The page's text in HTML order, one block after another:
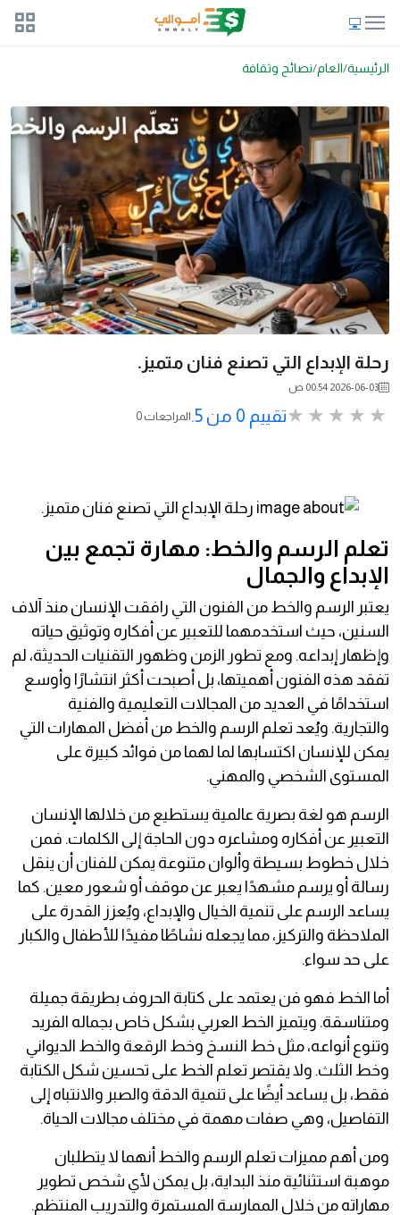
الرئيسية العام نصائح وثقافة
رحلة الإبداع التي تصنع فنان متميز.
2026-06-03 00:54 ص
تقييم 0 من 5. 0 المراجعات
تعلم الرسم والخط: مهارة تجمع بين
الإبداع والجمال
يعتبر الرسم والخط من الفنون التي رافقت الإنسان منذ آلاف
السنين، حيث استخدمهما للتعبير عن أفكاره وتوثيق حياته
وإظهار إبداعه. ومع تطور الزمن وظهور التقنيات الحديثة، لم
تفقد هذه الفنون أهميتها، بل أصبحت أكثر انتشارًا وأوسع
استخدامًا في العديد من المجالات التعليمية والفنية
والتجارية. ويُعد تعلم الرسم والخط من أفضل المهارات التي
يمكن للإنسان اكتسابها لما لهما من فوائد كبيرة على
المستوى الشخصي والمهني.
الرسم هو لغة بصرية عالمية يستطيع من خلالها الإنسان
التعبير عن أفكاره ومشاعره دون الحاجة إلى الكلمات. فمن
خلال خطوط بسيطة وألوان متنوعة يمكن للفنان أن ينقل
رسالة أو يرسم مشهدًا يعبر عن موقف أو شعور معين. كما
يساعد الرسم على تنمية الخيال والإبداع، ويُعزز القدرة على
الملاحظة والتركيز، مما يجعله نشاطًا مفيدًا للأطفال والكبار
على حد سواء.
أما الخط فهو فن يعتمد على كتابة الحروف بطريقة جميلة
ومتناسقة. ويتميز الخط العربي بشكل خاص بجماله الفريد
وتنوع أنواعه، مثل خط النسخ وخط الرقعة والخط الديواني
وخط الثلث. ولا يقتصر تعلم الخط على تحسين شكل الكتابة
فقط، بل يساعد أيضًا على تنمية الدقة والصبر والانتباه إلى
التفاصيل، وهي صفات مهمة في مختلف مجالات الحياة.
ومن أهم مميزات تعلم الرسم والخط أنهما لا يتطلبان
موهبة استثنائية منذ البداية، بل يمكن لأي شخص تطوير
مهاراته من خلال الممارسة المستمرة والتدريب المنتظم.